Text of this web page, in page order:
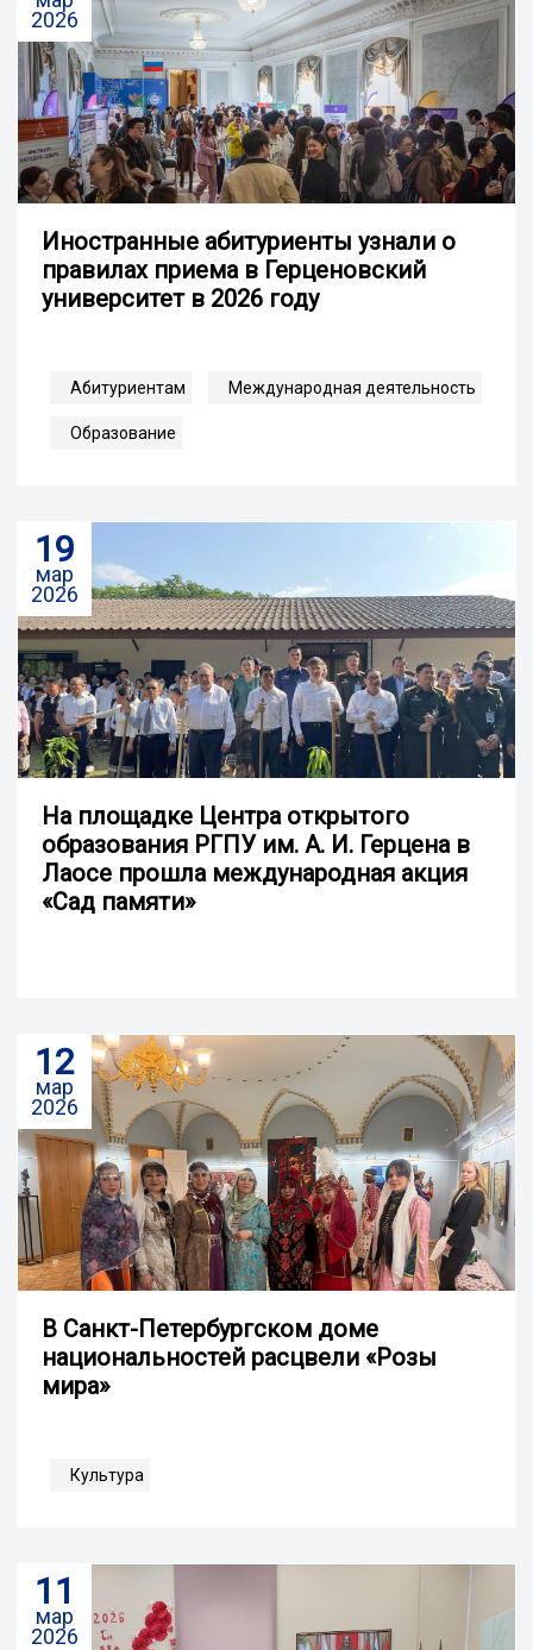
2026
Иностранные абитуриенты узнали о
правилах приема в Герценовский
университет в 2026 году
Абитуриентам Международная деятельность
Образование
19
мар
2026
На площадке Центра открытого
образования РГПУ им. А. И. Герцена в
Лаосе прошла международная акция
«Сад памяти»
12
мар
2026
В Санкт-Петербургском доме
национальностей расцвели «Розы
мира»
Культура
11
мар
2026